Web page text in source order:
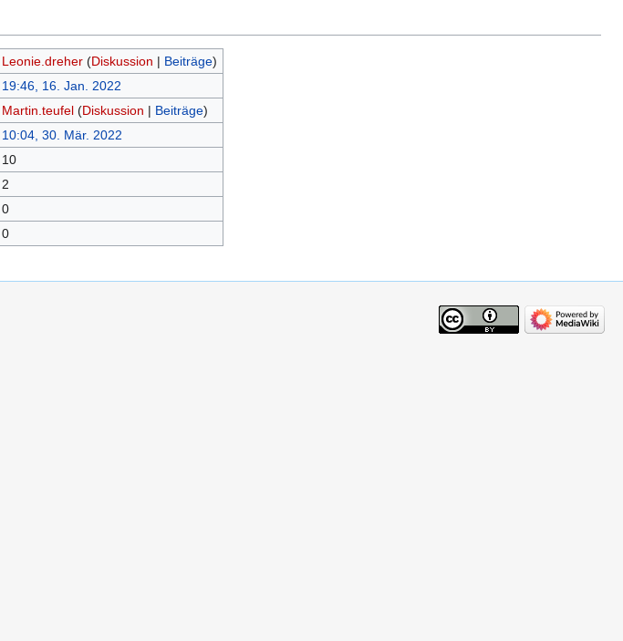
Leonie.dreher (Diskussion | Beiträge)
19:46, 16. Jan. 2022
Martin.teufel (Diskussion | Beiträge)
10:04, 30. Mär. 2022
10
2
0
0